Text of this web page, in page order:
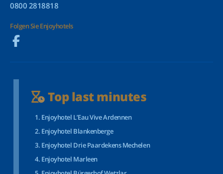
0800 2818818
Folgen Sie Enjoyhotels
Top last minutes
Enjoyhotel L’Eau Vive Ardennen
Enjoyhotel Blankenberge
Enjoyhotel Drie Paardekens Mechelen
Enjoyhotel Marleen